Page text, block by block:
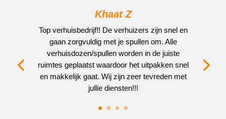
Khaat Z
Top verhuisbedrijf!! De verhuizers zijn snel en
gaan zorgvuldig met je spullen om. Alle
verhuisdozen/spullen worden in de juiste
ruimtes geplaatst waardoor het uitpakken snel
en makkelijk gaat. Wij zijn zeer tevreden met
jullie diensten!!!